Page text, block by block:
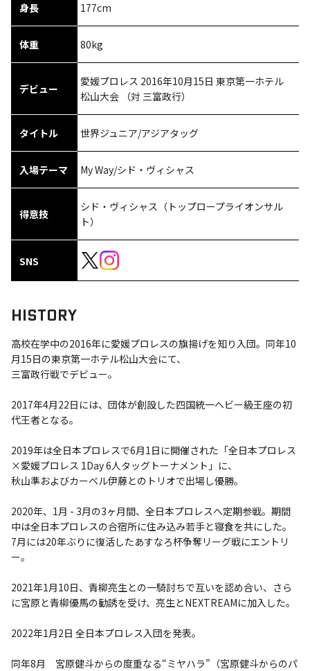
身長 177cm
体重 80kg
デビュー
愛媛プロレス 2016年10月15日 東京第一ホテル
松山大会 （対 三富政行）
タイトル 世界ジュニア/アジアタッグ
入場テーマ My Way/シド・ヴィシャス
得意技
シド・ヴィシャス（トップロープライオンサル
ト）
SNS
HISTORY
高校在学中の2016年に愛媛プロレスの旗揚げを知り入団。同年10
月15日の東京第一ホテル松山大会にて、
三富政行戦でデビュー。
2017年4月22日には、団体が創設した四国統一ヘビー級王座の初
代王者となる。
2019年は全日本プロレスで6月1日に開催された「全日本プロレス
×愛媛プロレス 1Day 6人タッグトーナメント」に、
秋山準およびカーベル伊藤とのトリオで出場し優勝。
2020年、1月 - 3月の3ヶ月間、全日本プロレスへ定期参戦。期間
中は全日本プロレスの合宿所に住み込み若手と寝食を共にした。
7月には20年ぶりに復活したあすなろ杯争奪リーグ戦にエントリ
ー。
2021年1月10日、青柳亮生との一騎討ちで互いを認め合い、さら
に宮原と青柳優馬の勧誘を受け、亮生とNEXTREAMに加入した。
2022年1月2日 全日本プロレス入団を発表。
同年8月 宮原健斗からの度重なる“ミヤハラ”（宮原健斗からのパ